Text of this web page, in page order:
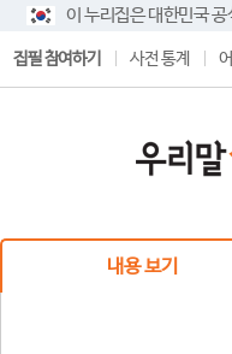
이 누리집은 대한민국
집필 참여하기 사전 통계
내용 보기